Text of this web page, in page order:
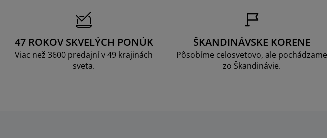
47 ROKOV SKVELÝCH PONÚK
Viac než 3600 predajní v 49 krajinách
sveta.
ŠKANDINÁVSKE KORENE
Pôsobíme celosvetovo, ale pochádzame
zo Škandinávie.